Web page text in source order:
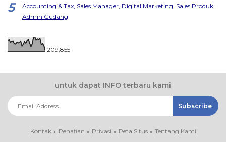
Accounting & Tax, Sales Manager, Digital Marketing, Sales Produk,
Admin Gudang
209,855
untuk dapat INFO terbaru kami
Kontak Penafian Privasi Peta Situs Tentang Kami